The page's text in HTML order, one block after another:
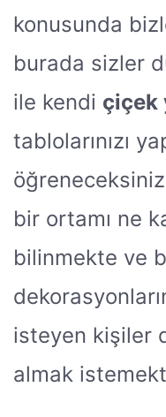
konusunda
burada sizler
ile kendi çiçek
tablolarınızı
bir ortamı ne
bilinmekte ve
isteyen kişiler
almak